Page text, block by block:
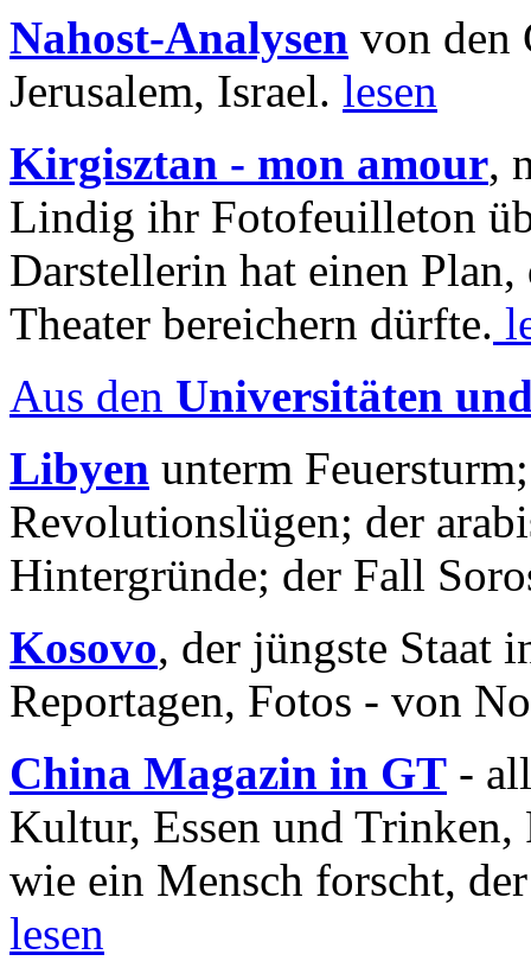
Nahost-Analysen von den
Jerusalem, Israel. lesen
Kirgisztan - mon amour,
Lindig ihr Fotofeuilleton
Darstellerin hat einen Plan,
Theater bereichern dürfte.
Aus den Universitäten
Libyen unterm
Revolutionslügen; der
Hintergründe; der Fall
Kosovo, der jüngste Staat
Reportagen, Fotos - von
China Magazin in GT -
Kultur, Essen und
wie ein Mensch forscht,
lesen